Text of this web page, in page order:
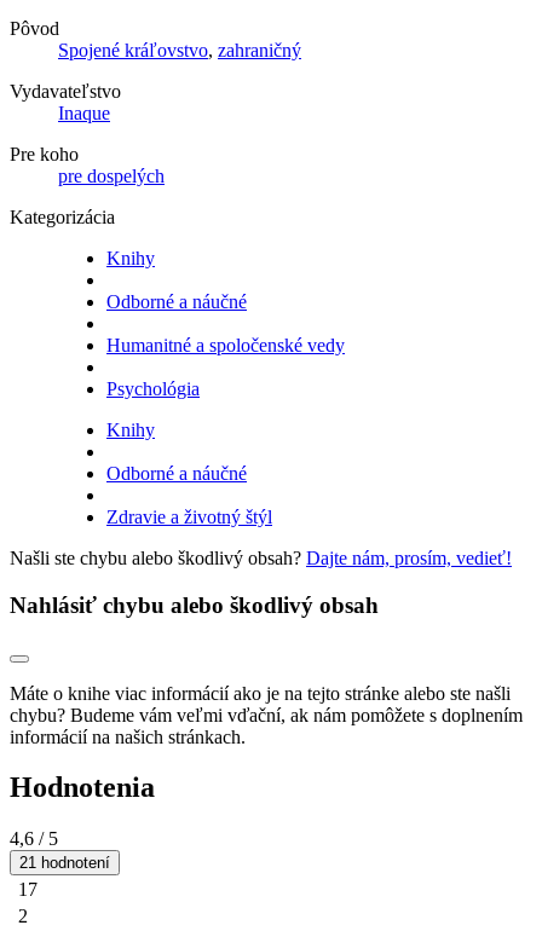
Pôvod
Spojené kráľovstvo, zahraničný
Vydavateľstvo
Inaque
Pre koho
pre dospelých
Kategorizácia
Knihy
Odborné a náučné
Humanitné a spoločenské vedy
Psychológia
Knihy
Odborné a náučné
Zdravie a životný štýl
Našli ste chybu alebo škodlivý obsah? Dajte nám, prosím, vedieť!
Nahlásiť chybu alebo škodlivý obsah
Máte o knihe viac informácií ako je na tejto stránke alebo ste našli
chybu? Budeme vám veľmi vďační, ak nám pomôžete s doplnením
informácií na našich stránkach.
Hodnotenia
4,6 / 5
21 hodnotení
17
2